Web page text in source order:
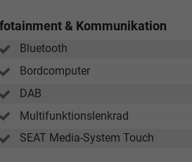
& Kommunikation
Bluetooth
Bordcomputer
DAB
Multifunktionslenkrad
SEAT Media-System Touch